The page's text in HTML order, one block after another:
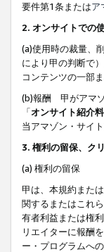
要件第1条またはア
2. オンサイトでの
(a)使用時の裁量、
により甲の判断で
コンテンツの一部
(b)報酬 甲がアマ
「オンサイト紹介料
当アマゾン・サイ
3. 権利の留保、ク
(a) 権利の留保
甲は、本規約また
関するまたはこれ
有者利益または権
リエイターに報酬
ー・プログラムへ